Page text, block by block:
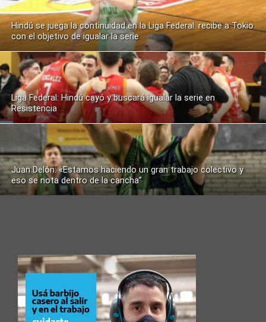
Hindú se juega la continuidad en la Liga Federal: recibe a Tokio
con el objetivo de igualar la serie
Liga Federal: Hindú cayó y buscará igualar la serie en
Resistencia
Juan Delón: «Estamos haciendo un gran trabajo colectivo y
eso se nota dentro de la cancha”